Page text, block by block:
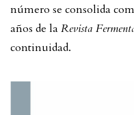
número se consolida
años de la Revista
continuidad.